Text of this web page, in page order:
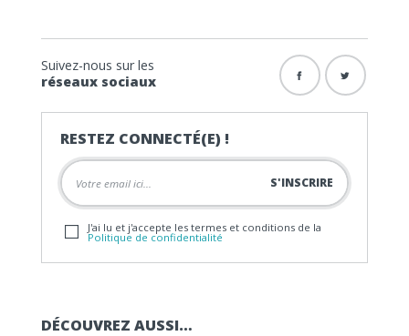
Suivez-nous sur les
réseaux sociaux
RESTEZ CONNECTÉ(E) !
J'ai lu et j'accepte les termes et conditions de la
Politique de confidentialité
DÉCOUVREZ AUSSI…